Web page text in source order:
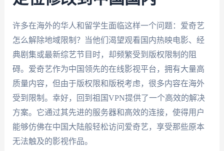
许多在海外的华人和留学生面临这样一个问题：爱奇艺
怎么解除地域限制？当他们渴望观看国内热映电影、经
典剧集或最新综艺节目时，却频繁受到版权限制的阻
碍。爱奇艺作为中国领先的在线影视平台，拥有大量高
质量内容，但由于版权限和版税考虑，很多内容在海外
受到限制。幸好，回到祖国VPN提供了一个高效的解决
方案。它通过其先进的服务器和高效的连接，使得用户
能够仿佛在中国大陆般轻松访问爱奇艺，享受那些原本
无法触及的影视作品。